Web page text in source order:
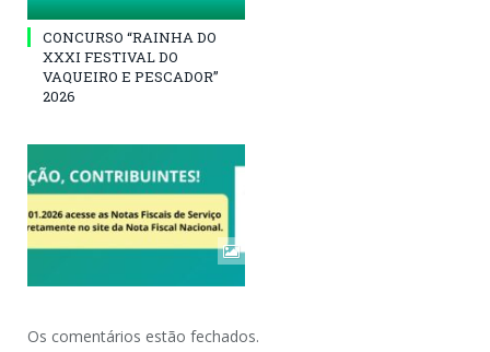
CONCURSO “RAINHA DO
XXXI FESTIVAL DO
VAQUEIRO E PESCADOR”
2026
Os comentários estão fechados.